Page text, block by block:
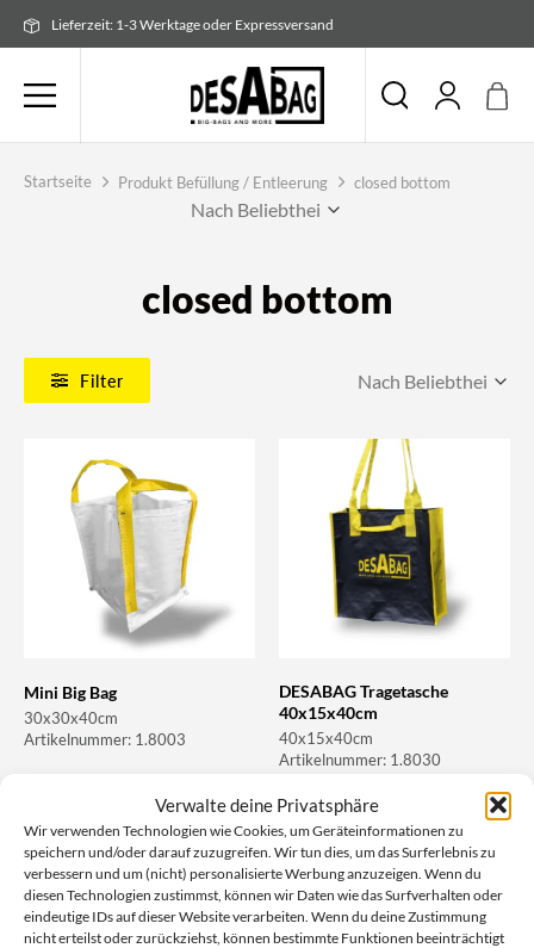
Verwalte deine Privatsphäre
Wir verwenden Technologien wie Cookies, um Geräteinformationen zu
speichern und/oder darauf zuzugreifen. Wir tun dies, um das Surferlebnis zu
verbessern und um (nicht) personalisierte Werbung anzuzeigen. Wenn du
diesen Technologien zustimmst, können wir Daten wie das Surfverhalten oder
eindeutige IDs auf dieser Website verarbeiten. Wenn du deine Zustimmung
nicht erteilst oder zurückziehst, können bestimmte Funktionen beeinträchtigt
Inhalt
Lieferzeit: 1-3 Werktage oder Expressversand
Startseite Produkt Befüllung / Entleerung closed bottom
closed bottom
Filter
Mini Big Bag
30x30x40cm
Artikelnummer: 1.8003
Unser Nettopreis: Ab 0,72 €
Bruttopreis, inkl. Mwst: 1,45€
DESABAG Tragetasche
40x15x40cm
40x15x40cm
Artikelnummer: 1.8030
Unser Nettopreis:
Bruttopreis, inkl. Mwst: 0,00€